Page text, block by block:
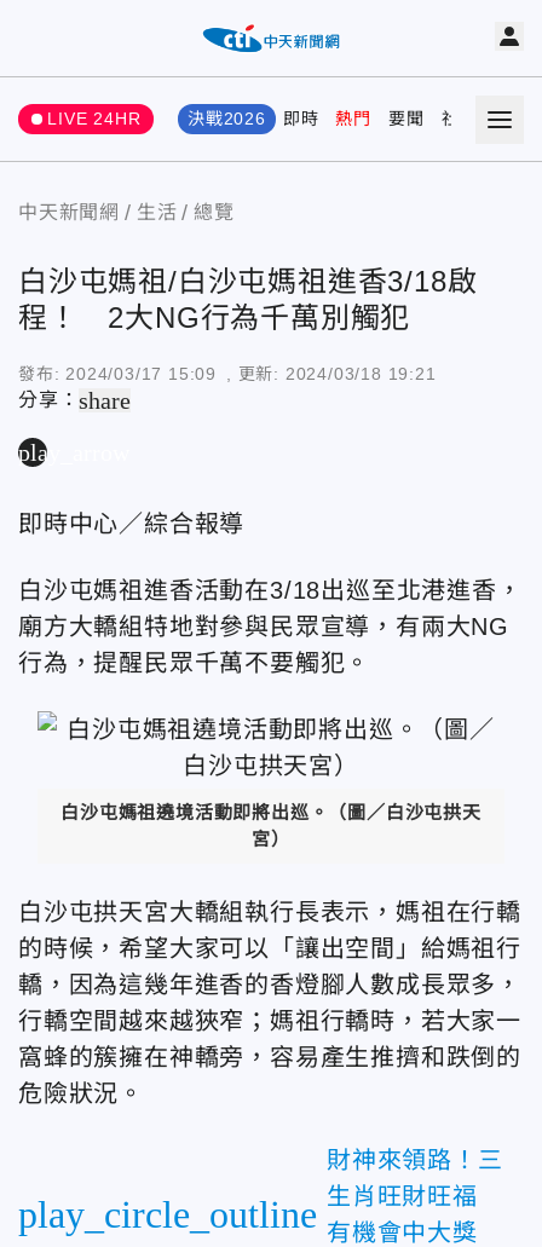
LIVE 24HR 決戰2026 即時 熱門 要聞 社會 娛樂
中天新聞網 生活 總覽
白沙屯媽祖/白沙屯媽祖進香3/18啟
程！ 2大NG行為千萬別觸犯
發布: 2024/03/17 15:09 , 更新: 2024/03/18 19:21
分享：share
play_arrow
即時中心／綜合報導
白沙屯媽祖進香活動在3/18出巡至北港進香，
廟方大轎組特地對參與民眾宣導，有兩大NG
行為，提醒民眾千萬不要觸犯。
白沙屯媽祖遶境活動即將出巡。（圖／白沙屯拱天
宮）
白沙屯拱天宮大轎組執行長表示，媽祖在行轎
的時候，希望大家可以「讓出空間」給媽祖行
轎，因為這幾年進香的香燈腳人數成長眾多，
行轎空間越來越狹窄；媽祖行轎時，若大家一
窩蜂的簇擁在神轎旁，容易產生推擠和跌倒的
危險狀況。
play_circle_outline
財神來領路！三
生肖旺財旺福
有機會中大獎